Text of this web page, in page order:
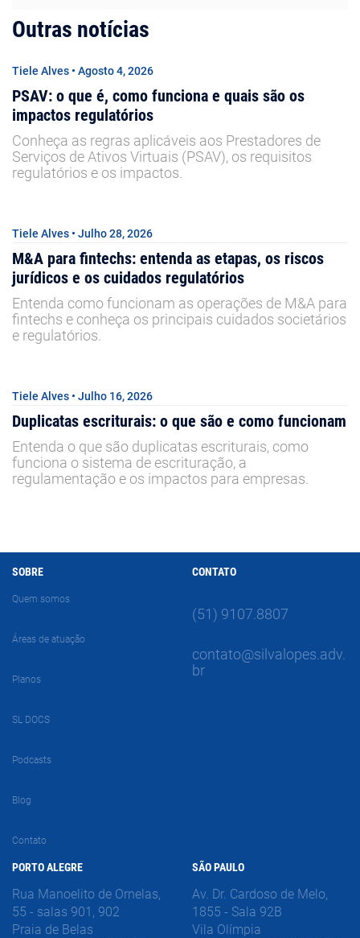
Outras notícias
Tiele Alves • Agosto 4, 2026
PSAV: o que é, como funciona e quais são os
impactos regulatórios
Conheça as regras aplicáveis aos Prestadores de
Serviços de Ativos Virtuais (PSAV), os requisitos
regulatórios e os impactos.
Tiele Alves • Julho 28, 2026
M&A para fintechs: entenda as etapas, os riscos
jurídicos e os cuidados regulatórios
Entenda como funcionam as operações de M&A para
fintechs e conheça os principais cuidados societários
e regulatórios.
Tiele Alves • Julho 16, 2026
Duplicatas escriturais: o que são e como funcionam
Entenda o que são duplicatas escriturais, como
funciona o sistema de escrituração, a
regulamentação e os impactos para empresas.
SOBRE
Quem somos
Áreas de atuação
Planos
SL DOCS
Podcasts
Blog
Contato
CONTATO
(51) 9107.8807
contato@silvalopes.adv.
br
PORTO ALEGRE
Rua Manoelito de Ornelas,
55 - salas 901, 902
Praia de Belas
SÃO PAULO
Av. Dr. Cardoso de Melo,
1855 - Sala 92B
Vila Olímpia